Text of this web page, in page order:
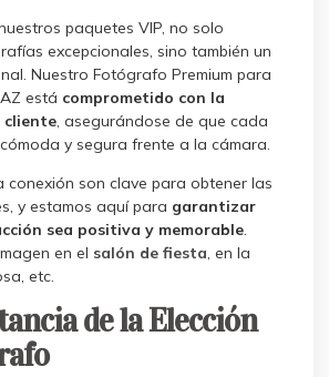
paquetes VIP, no solo
excepcionales, sino también un
Nuestro Fotógrafo Premium para
está comprometido con la
cliente , asegurándose de que cada
y segura frente a la cámara.
conexión son clave para obtener las
y estamos aquí para garantizar
sea positiva y memorable.
en el salón de fiesta, en la
etc.
de la Elección